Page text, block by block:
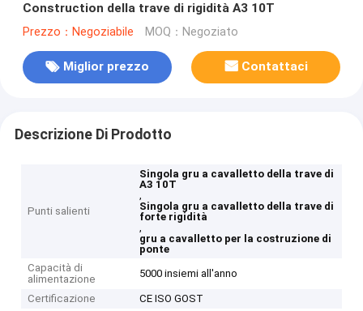
Construction della trave di rigidità A3 10T
Prezzo：Negoziabile MOQ：Negoziato
Miglior prezzo Contattaci
Descrizione Di Prodotto
Punti salienti
Singola gru a cavalletto della trave di
A3 10T
,
Singola gru a cavalletto della trave di
forte rigidità
,
gru a cavalletto per la costruzione di
ponte
Capacità di
alimentazione
5000 insiemi all'anno
Certificazione
CE ISO GOST